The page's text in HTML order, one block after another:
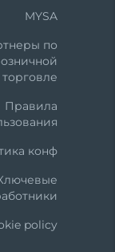
MYSA
по
торговле
Правила
конф
policy